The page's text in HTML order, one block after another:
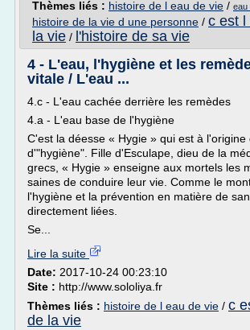
Thèmes liés : histoire de l eau de vie / eau
histoire de la vie d une personne / c est l
la vie / l'histoire de sa vie
4 - L'eau, l'hygiène et les
vitale / L'eau ...
4.c - L'eau cachée derrière les remèdes
4.a - L'eau base de l'hygiène
C'est la déesse « Hygie » qui est à l'origine
d'"hygiène". Fille d'Esculape, dieu de la
grecs, « Hygie » enseigne aux mortels les
saines de conduire leur vie. Comme le
l'hygiène et la prévention en matière de
directement liées.
Se...
Lire la suite
Date: 2017-10-24 00:23:10
Site : http://www.sololiya.fr
Thèmes liés : histoire de l eau de vie / c
de la vie